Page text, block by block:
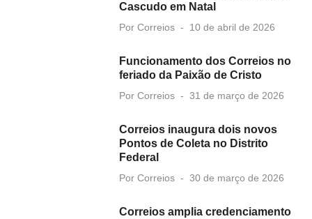
Cascudo em Natal
Por Correios
Posted
10 de abril de 2026
Funcionamento dos Correios no
feriado da Paixão de Cristo
Por Correios
Posted
31 de março de 2026
Correios inaugura dois novos
Pontos de Coleta no Distrito
Federal
Por Correios
Posted
30 de março de 2026
Correios amplia credenciamento